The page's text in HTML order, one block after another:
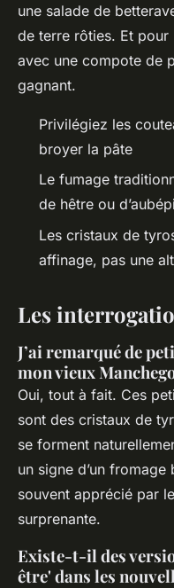
une salade de
de terre rôties. Et pour
avec une compote de
gagnant.
Privilégiez les
broyer la pâte
Le fumage
de hêtre ou
Les cristaux de
affinage, pas une
Les
J’ai remarqué de
mon vieux
Oui, tout à fait. Ces
sont des cristaux de
se forment
un signe d’un
souvent apprécié par
surprenante.
Existe-t-il des
être' dans les